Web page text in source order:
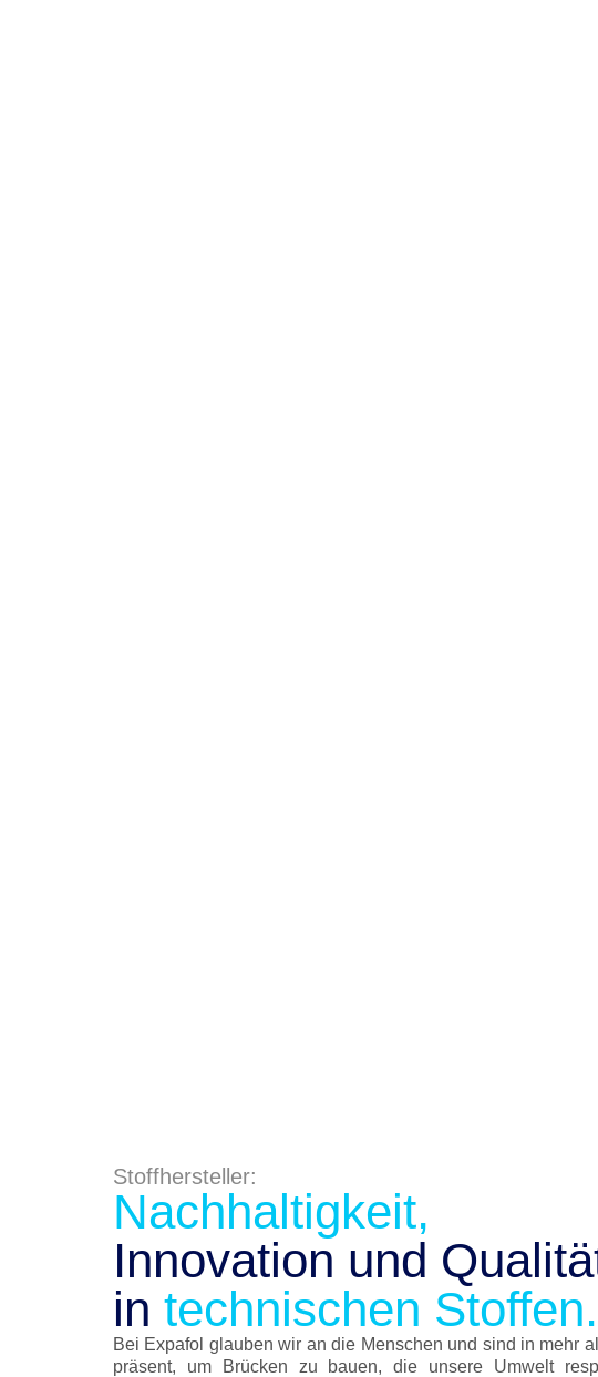
Stoffhersteller:
Nachhaltigkeit,
Innovation und
in technischen Stoffen.
Bei Expafol glauben wir an die Menschen und sind in mehr
präsent, um Brücken zu bauen, die unsere Umwelt